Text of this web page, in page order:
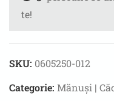
te!
SKU: 0605250-012
Categorie: Mănuși |